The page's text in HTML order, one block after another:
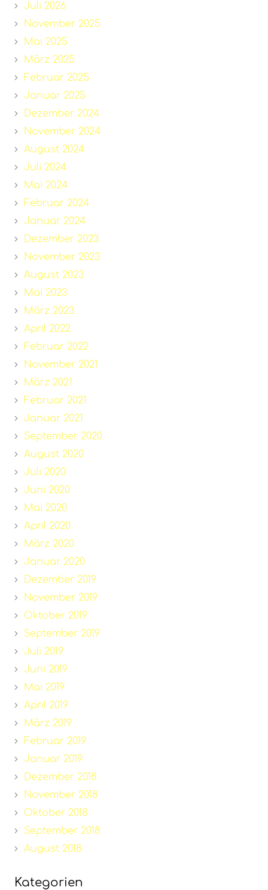
Juli 2026
November 2025
Mai 2025
März 2025
Februar 2025
Januar 2025
Dezember 2024
November 2024
August 2024
Juli 2024
Mai 2024
Februar 2024
Januar 2024
Dezember 2023
November 2023
August 2023
Mai 2023
März 2023
April 2022
Februar 2022
November 2021
März 2021
Februar 2021
Januar 2021
September 2020
August 2020
Juli 2020
Juni 2020
Mai 2020
April 2020
März 2020
Januar 2020
Dezember 2019
November 2019
Oktober 2019
September 2019
Juli 2019
Juni 2019
Mai 2019
April 2019
März 2019
Februar 2019
Januar 2019
Dezember 2018
November 2018
Oktober 2018
September 2018
August 2018
Kategorien